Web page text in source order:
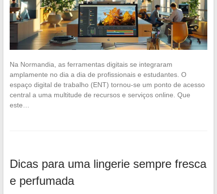
Na Normandia, as ferramentas digitais se integraram
amplamente no dia a dia de profissionais e estudantes. O
espaço digital de trabalho (ENT) tornou-se um ponto de acesso
central a uma multitude de recursos e serviços online. Que
este…
Dicas para uma lingerie sempre fresca
e perfumada